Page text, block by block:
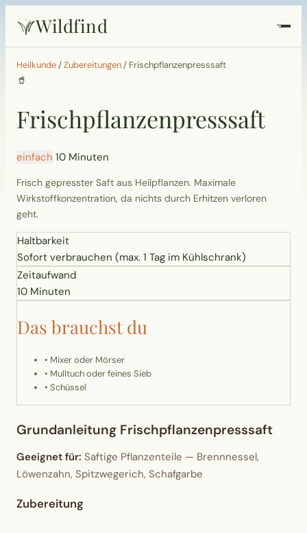
Wildfind
Startseite
Heilkunde
Garten
Quiz
Suche
Erntekorb
Sammelkalender
Blüten-Finder
Phänologie-Radar
Vogelstimmen
Gartenplaner
Heilkunde /Zubereitungen / Frischpflanzenpresssaft
🥤
Frischpflanzenpresssaft
einfach 10 Minuten
Frisch gepresster Saft aus Heilpflanzen. Maximale
Wirkstoffkonzentration, da nichts durch Erhitzen verloren
geht.
Haltbarkeit
Sofort verbrauchen (max. 1 Tag im Kühlschrank)
Zeitaufwand
10 Minuten
Das brauchst du
• Mixer oder Mörser
• Mulltuch oder feines Sieb
• Schüssel
Grundanleitung Frischpflanzenpresssaft
Geeignet für: Saftige Pflanzenteile — Brennnessel,
Löwenzahn, Spitzwegerich, Schafgarbe
Zubereitung